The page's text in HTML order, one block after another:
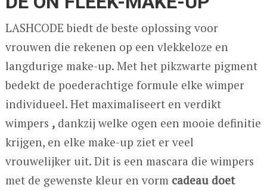
LASHCODE biedt de beste oplossing voor
vrouwen die rekenen op een vlekkeloze en
langdurige make-up. Met het pikzwarte pigment
bedekt de poederachtige formule elke wimper
individueel. Het maximaliseert en verdikt
wimpers ,dankzij welke ogen een mooie definitie
krijgen, en elke make-up ziet er veel
vrouwelijker uit. Dit is een mascara die wimpers
met de gewenste kleur en vormcadeau doet